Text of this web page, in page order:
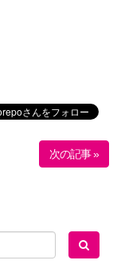
次の記事 »